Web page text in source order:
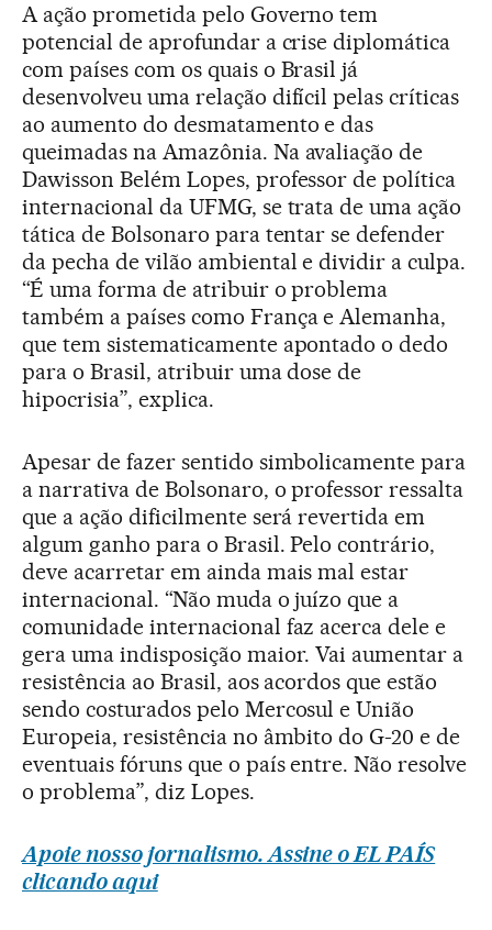
A ação prometida pelo Governo tem
potencial de aprofundar a crise diplomática
com países com os quais o Brasil já
desenvolveu uma relação difícil pelas críticas
ao aumento do desmatamento e das
queimadas na Amazônia. Na avaliação de
Dawisson Belém Lopes, professor de política
internacional da UFMG, se trata de uma ação
tática de Bolsonaro para tentar se defender
da pecha de vilão ambiental e dividir a culpa.
“É uma forma de atribuir o problema
também a países como França e Alemanha,
que tem sistematicamente apontado o dedo
para o Brasil, atribuir uma dose de
hipocrisia”, explica.
Apesar de fazer sentido simbolicamente para
a narrativa de Bolsonaro, o professor ressalta
que a ação dificilmente será revertida em
algum ganho para o Brasil. Pelo contrário,
deve acarretar em ainda mais mal estar
internacional. “Não muda o juízo que a
comunidade internacional faz acerca dele e
gera uma indisposição maior. Vai aumentar a
resistência ao Brasil, aos acordos que estão
sendo costurados pelo Mercosul e União
Europeia, resistência no âmbito do G-20 e de
eventuais fóruns que o país entre. Não resolve
o problema”, diz Lopes.
Apoie nosso jornalismo. Assine o EL PAÍS
clicando aqui